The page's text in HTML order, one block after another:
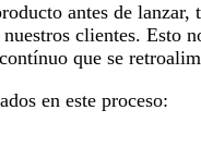
antes de lanzar,
clientes. Esto
que se
en este proceso: